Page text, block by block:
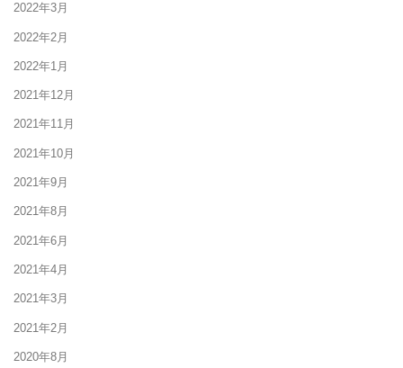
2022年3月
2022年2月
2022年1月
2021年12月
2021年11月
2021年10月
2021年9月
2021年8月
2021年6月
2021年4月
2021年3月
2021年2月
2020年8月